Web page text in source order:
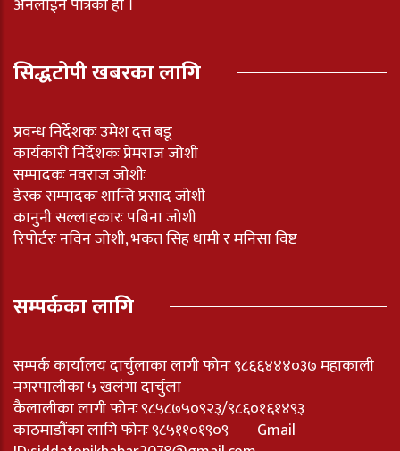
सिद्धटोपी खबरका लागि
प्रवन्ध निर्देशकः उमेश दत्त बडू
कार्यकारी निर्देशकः प्रेमराज जोशी
सम्पादकः नवराज जोशीः
डेस्क सम्पादकः शान्ति प्रसाद जोशी
कानुनी सल्लाहकारः पबिना जोशी
रिपोर्टरः नविन जोशी, भकत सिह धामी र मनिसा विष्ट
सम्पर्कका लागि
सम्पर्क कार्यालय दार्चुलाका लागी फोनः ९८६६४४४०३७ महाकाली
नगरपालीका ५ खलंगा दार्चुला
कैलालीका लागी फोनः ९८५८७५०९२३/९८६०१६१४९३
काठमाडौंका लागि फोनः ९८५११०१९०९ Gmail